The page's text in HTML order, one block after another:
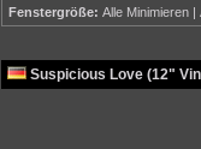
Fenstergröße: Alle Minimieren |
Suspicious Love (12"